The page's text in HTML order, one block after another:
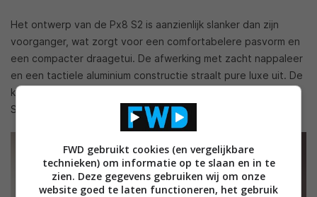
Het ontwerp van de Px8 S2 is aanzienlijk slanker dan zijn
voorganger, wat zorgt voor een comfortabelere pasvorm en
een compacter draagetui. De afwerking met zacht nappaleer
en een tactiele aluminium constructie straalt pure luxe uit. De
koptelefoon is verkrijgbaar in de kleuren Onyx Black en Warm
Stone.
FWD gebruikt cookies (en vergelijkbare
technieken) om informatie op te slaan en in te
zien. Deze gegevens gebruiken wij om onze
website goed te laten functioneren, het gebruik